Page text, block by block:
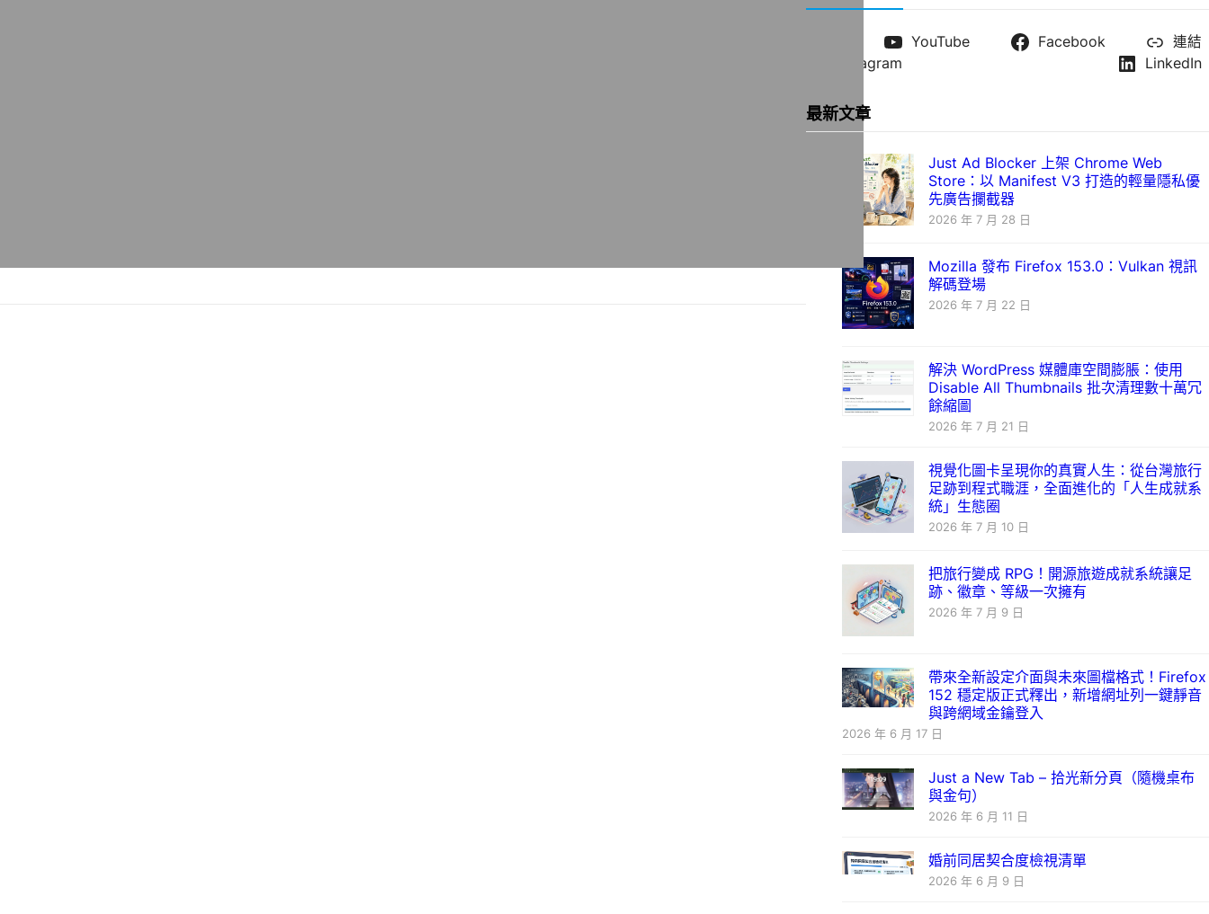
YouTube Facebook
連結
Instagram
LinkedIn
最新文章
Just Ad Blocker 上架 Chrome Web
Store：以 Manifest V3 打造的輕量隱私優
先廣告攔截器
2026 年 7 月 28 日
Mozilla 發布 Firefox 153.0：Vulkan 視訊
解碼登場
2026 年 7 月 22 日
解決 WordPress 媒體庫空間膨脹：使用
Disable All Thumbnails 批次清理數十萬冗
餘縮圖
2026 年 7 月 21 日
視覺化圖卡呈現你的真實人生：從台灣旅行
足跡到程式職涯，全面進化的「人生成就系
統」生態圈
2026 年 7 月 10 日
把旅行變成 RPG！開源旅遊成就系統讓足
跡、徽章、等級一次擁有
2026 年 7 月 9 日
帶來全新設定介面與未來圖檔格式！Firefox
152 穩定版正式釋出，新增網址列一鍵靜音
與跨網域金鑰登入
2026 年 6 月 17 日
Just a New Tab – 拾光新分頁（隨機桌布
與金句）
2026 年 6 月 11 日
婚前同居契合度檢視清單
2026 年 6 月 9 日